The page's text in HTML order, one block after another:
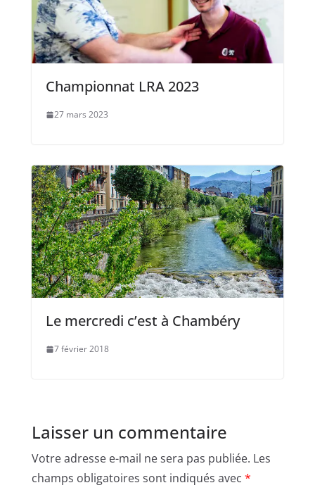
Championnat LRA 2023
27 mars 2023
Le mercredi c’est à Chambéry
7 février 2018
Laisser un commentaire
Votre adresse e-mail ne sera pas publiée. Les
champs obligatoires sont indiqués avec *